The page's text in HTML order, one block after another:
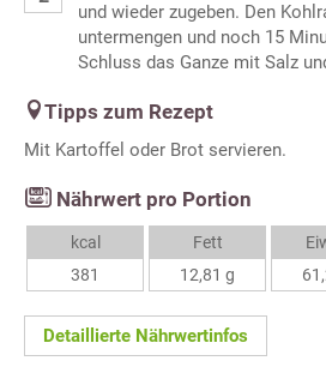
und wieder zugeben. Den
untermengen und noch 15
Schluss das Ganze mit Salz
Tipps zum Rezept
Mit Kartoffel oder Brot servieren.
Nährwert pro Portion
kcal
381
Fett
12,81 g
Detaillierte Nährwertinfos